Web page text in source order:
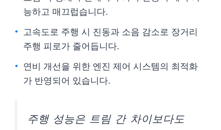
능하고 매끄럽습니다.
고속도로 주행 시 진동과 소음 감소로 장거리
주행 피로가 줄어듭니다.
연비 개선을 위한 엔진 제어 시스템의 최적화
가 반영되어 있습니다.
주행 성능은 트림 간 차이보다도